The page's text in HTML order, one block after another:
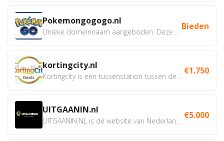
Pokemongogogo.nl Bieden
kortingcity.nl €1.750
UITGAANIN.nl €5.000